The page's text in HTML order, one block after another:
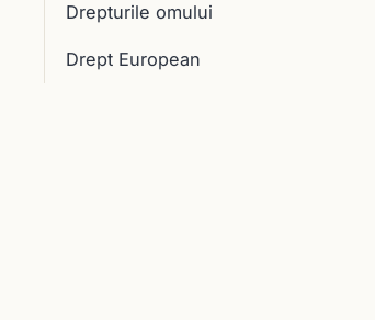
Drepturile omului
Drept European